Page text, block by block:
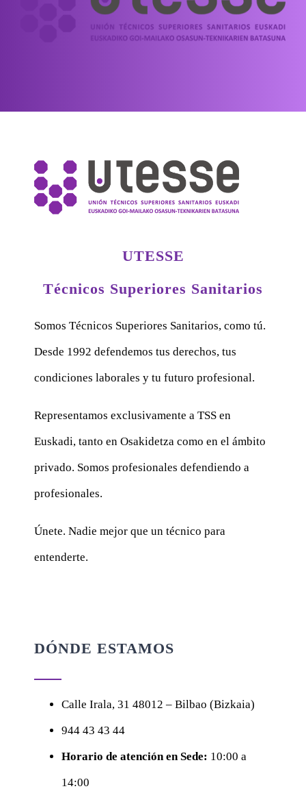
UTESSE
Técnicos Superiores Sanitarios
Somos Técnicos Superiores Sanitarios, como tú.
Desde 1992 defendemos tus derechos, tus
condiciones laborales y tu futuro profesional.
Representamos exclusivamente a TSS en
Euskadi, tanto en Osakidetza como en el ámbito
privado. Somos profesionales defendiendo a
profesionales.
Únete. Nadie mejor que un técnico para
entenderte.
DÓNDE ESTAMOS
Calle Irala, 31 48012 – Bilbao (Bizkaia)
944 43 43 44
Horario de atención en Sede: 10:00 a
14:00